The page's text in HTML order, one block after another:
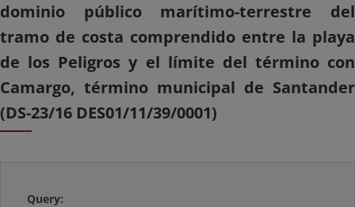
dominio público marítimo-terrestre del
tramo de costa comprendido entre la playa
de los Peligros y el límite del término con
Camargo, término municipal de Santander
(DS-23/16 DES01/11/39/0001)
Query: